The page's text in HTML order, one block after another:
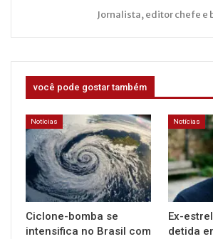
Jornalista, editor chefe e
você pode gostar também
Notícias
Ciclone-bomba se
intensifica no Brasil com
Notícias
Ex-
detida